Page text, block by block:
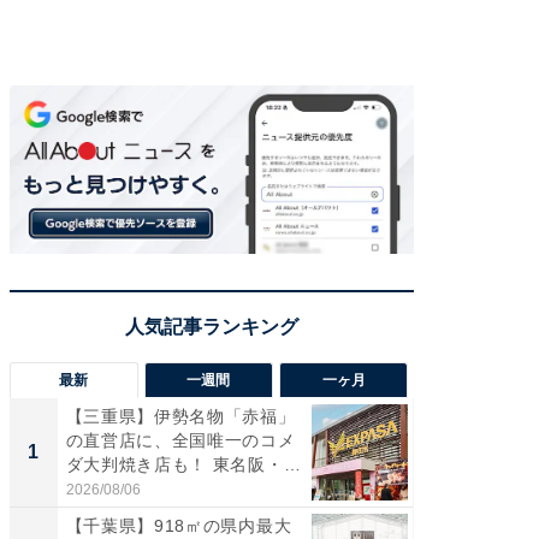
最新 一週間 一ヶ月
1
【三重県】伊勢名物「赤福」
の直営店に、全国唯一のコメ
ダ大判焼き店も！ 東名阪・
伊...
2026/08/06
【千葉県】918㎡の県内最大